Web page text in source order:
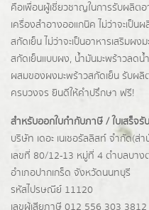
คือเพื่อนผู้เชี่ยวชาญในการรับผลิต
เครื่องสำอางออแกนิค ไม่ว่าจะเป็
สกัดเย็น ไม่ว่าจะเป็นอาหารเสริม
สกัดเย็นแบบผง, น้ำมันมะพร้าวลดน้
ผสมของผงมะพร้าวสกัดเย็น รับผลิ
ครบวงจร ยินดีให้คำปรึกษา ฟรี!
สำหรับออกใบกำกับภาษี / ใบเสร็จรั
บริษัท เดอะ เนเชอรัลลิสท์ จำกัด(ส่
เลขที่ 80/12-13 หมู่ที่ 4 ตำบลบาง
อำเภอปากเกร็ด จังหวัดนนทบุรี
รหัสไปรษณีย์ 11120
เลขผู้เสียภาษี 012 556 303 3812